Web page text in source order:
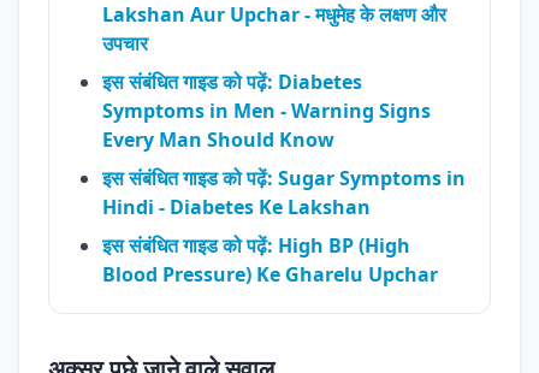
Lakshan Aur Upchar - मधुमेह के लक्षण और
उपचार
इस संबंधित गाइड को पढ़ें: Diabetes
Symptoms in Men - Warning Signs
Every Man Should Know
इस संबंधित गाइड को पढ़ें: Sugar Symptoms in
Hindi - Diabetes Ke Lakshan
इस संबंधित गाइड को पढ़ें: High BP (High
Blood Pressure) Ke Gharelu Upchar